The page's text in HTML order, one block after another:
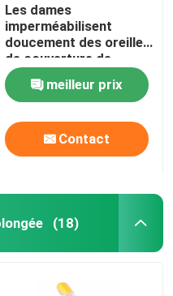
Les dames
imperméabilisent
doucement des oreilles
de couverture de
chapeau de bain
aucune odeur
particulière
meilleur prix
Contact
(18)